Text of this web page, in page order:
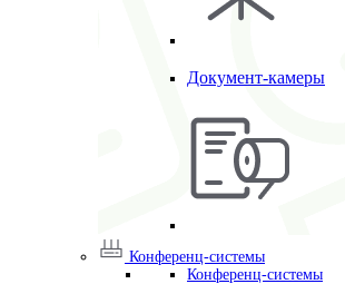
Документ-камеры
Конференц-системы
Конференц-системы